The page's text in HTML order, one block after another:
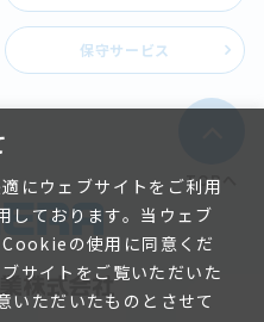
にウェブサイトをご利用
ております。当ウェブ
の使用に同意くだ
サイトをご覧いただいた
ただいたものとさせて
保守サービス
TOPへ